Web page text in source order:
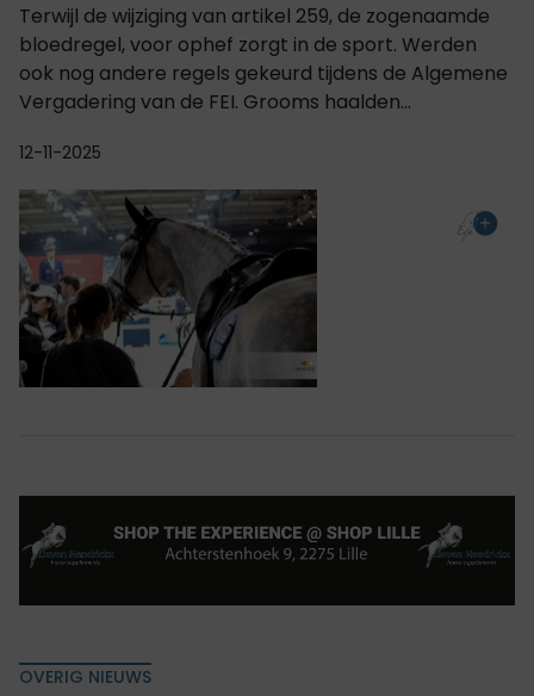
Terwijl de wijziging van artikel 259, de zogenaamde
bloedregel, voor ophef zorgt in de sport. Werden
ook nog andere regels gekeurd tijdens de Algemene
Vergadering van de FEI. Grooms haalden...
12-11-2025
OVERIG NIEUWS